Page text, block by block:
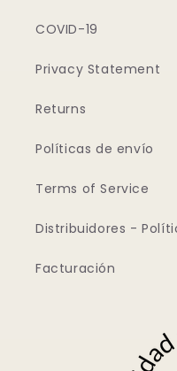
COVID-19
Privacy Statement
Returns
Políticas de envío
Terms of Service
Distribuidores -
Facturación